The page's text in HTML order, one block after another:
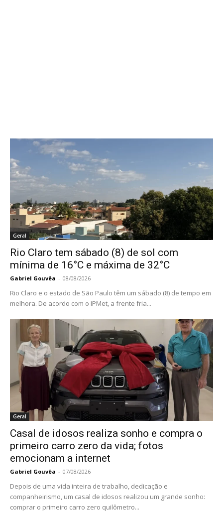
Geral
Rio Claro tem sábado (8) de sol com
mínima de 16°C e máxima de 32°C
Gabriel Gouvêa - 08/08/2026
Rio Claro e o estado de São Paulo têm um sábado (8) de tempo em
melhora. De acordo com o IPMet, a frente fria...
Geral
Casal de idosos realiza sonho e compra o
primeiro carro zero da vida; fotos
emocionam a internet
Gabriel Gouvêa - 07/08/2026
Depois de uma vida inteira de trabalho, dedicação e
companheirismo, um casal de idosos realizou um grande sonho:
comprar o primeiro carro zero quilômetro...